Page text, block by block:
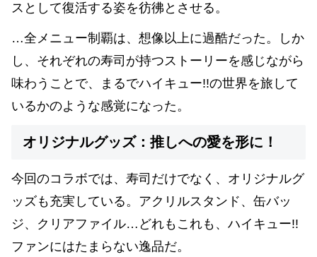
スとして復活する姿を彷彿とさせる。
…全メニュー制覇は、想像以上に過酷だった。しか
し、それぞれの寿司が持つストーリーを感じながら
味わうことで、まるでハイキュー!!の世界を旅して
いるかのような感覚になった。
オリジナルグッズ：推しへの愛を形に！
今回のコラボでは、寿司だけでなく、オリジナルグ
ッズも充実している。アクリルスタンド、缶バッ
ジ、クリアファイル…どれもこれも、ハイキュー!!
ファンにはたまらない逸品だ。